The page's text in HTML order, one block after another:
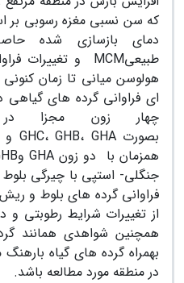
که سن نسبی مغزه رسوبی بر
دمای بازسازی شده
طبیعیMCM و تغییرات
هولوسن میانی تا زمان
ای فراوانی گرده های
چهار زون مجزا
بصورتGHA ،GHB،GHC و
همزمان با دو زون GHAو
جنگلی- استپی با چیرگی
فراوانی گرده های بلوط و
از تغییرات شرایط رطوبتی
همچنین شواهدی همانند
بهمراه گرده های گیاه
در منطقه مورد مطالعه باشد.